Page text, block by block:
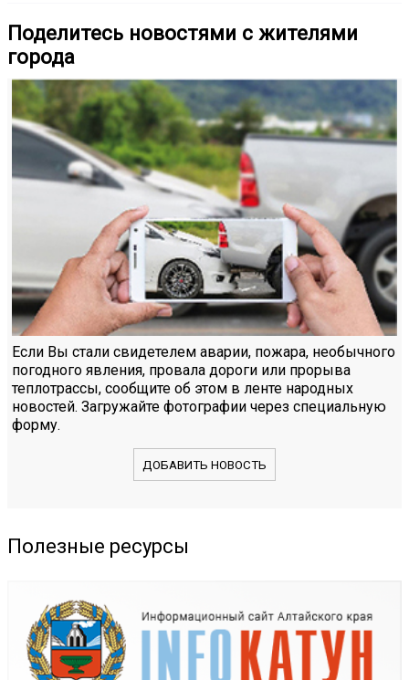
Поделитесь новостями с жителями
города
Если Вы стали свидетелем аварии, пожара, необычного
погодного явления, провала дороги или прорыва
теплотрассы, сообщите об этом в ленте народных
новостей. Загружайте фотографии через специальную
форму.
ДОБАВИТЬ НОВОСТЬ
Полезные ресурсы